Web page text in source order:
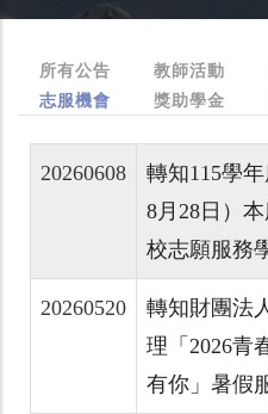
Primary
Tabs
所有公告 教師活動
志服機會 (ACTIVE獎助學金
20260608
轉知115學
8月28日）
校志願服務
20260520
轉知財團法
理「2026青
有你」暑假